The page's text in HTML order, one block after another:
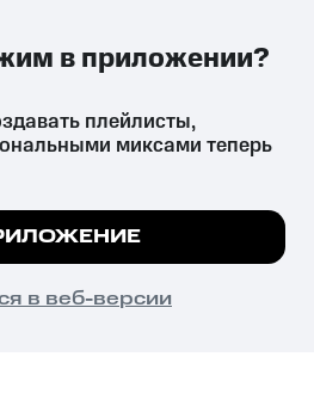
ПРИЛОЖЕНИЕ
аналогов причиняет вред здоровью,
и влечёт установленную
чтобы на сайте все
ПОНЯТНО
плейлисты,
миксами теперь
в веб-версии